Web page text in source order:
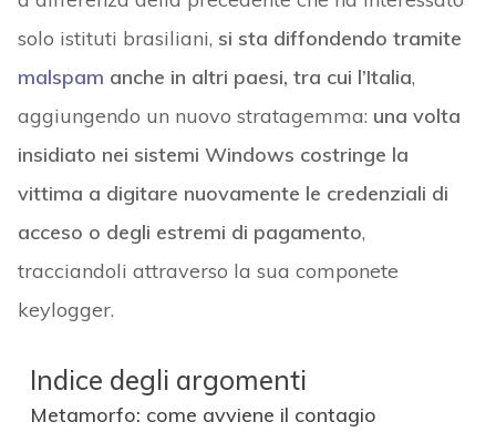
solo istituti brasiliani, si sta diffondendo tramite
malspam anche in altri paesi, tra cui l’Italia,
aggiungendo un nuovo stratagemma: una volta
insidiato nei sistemi Windows costringe la
vittima a digitare nuovamente le credenziali di
acceso o degli estremi di pagamento,
tracciandoli attraverso la sua componete
keylogger.
Indice degli argomenti
Metamorfo: come avviene il contagio